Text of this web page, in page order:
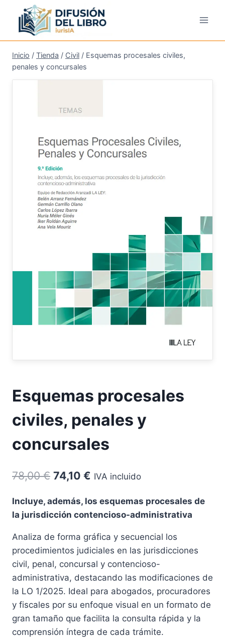
contenido
Inicio / Tienda / Civil / Esquemas procesales civiles,
penales y concursales
Esquemas procesales
civiles, penales y
concursales
78,00€ El
original
78,00 €.
74,10 € El
actual
74,10 €.
IVA incluido
Incluye, además, los esquemas procesales de
la jurisdicción contencioso-administrativa
Analiza de forma gráfica y secuencial los
procedimientos judiciales en las jurisdicciones
civil, penal, concursal y contencioso-
administrativa, destacando las modificaciones de
la LO 1/2025. Ideal para abogados, procuradores
y fiscales por su enfoque visual en un formato de
gran tamaño que facilita la consulta rápida y la
comprensión íntegra de cada trámite.